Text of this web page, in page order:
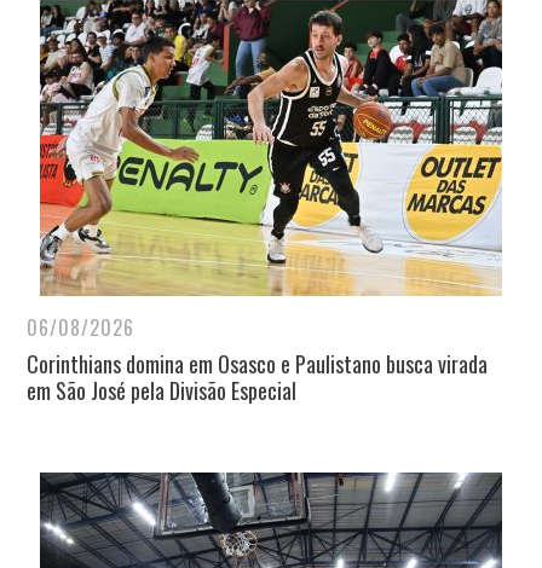
06/08/2026
Corinthians domina em Osasco e Paulistano busca virada
em São José pela Divisão Especial